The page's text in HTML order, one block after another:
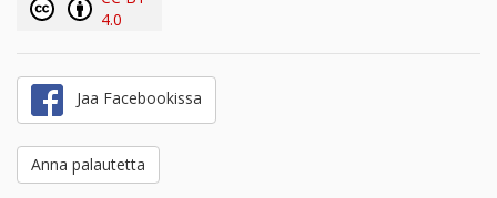
4.0
Jaa Facebookissa
Anna palautetta